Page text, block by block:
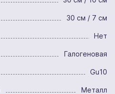
30 см / 7 см
Нет
Галогеновая
Gu10
Металл